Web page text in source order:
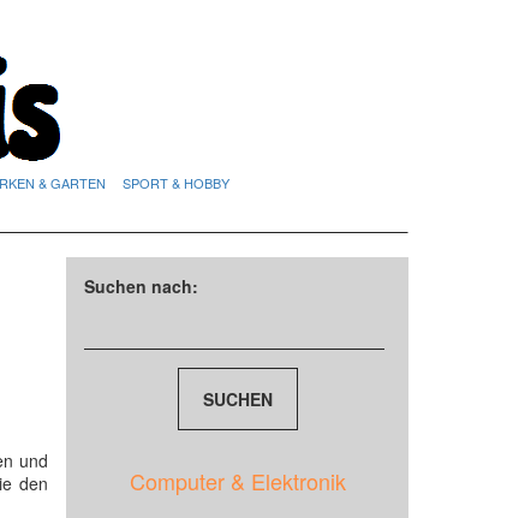
& GARTEN SPORT & HOBBY
und
den
Suchen nach:
Computer & Elektronik